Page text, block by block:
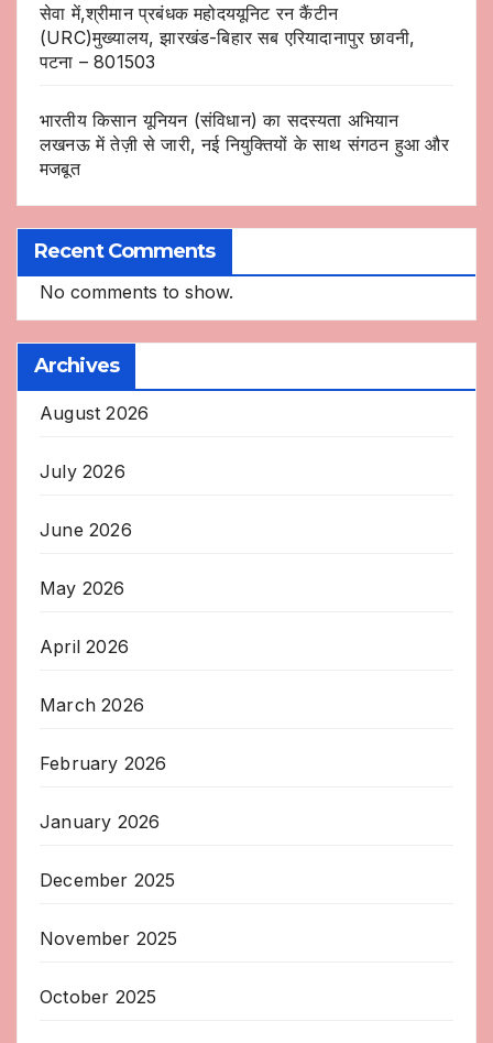
सेवा में,श्रीमान प्रबंधक महोदययूनिट रन कैंटीन
(URC)मुख्यालय, झारखंड-बिहार सब एरियादानापुर छावनी,
पटना – 801503
भारतीय किसान यूनियन (संविधान) का सदस्यता अभियान
लखनऊ में तेज़ी से जारी, नई नियुक्तियों के साथ संगठन हुआ और
मजबूत
Recent Comments
No comments to show.
Archives
August 2026
July 2026
June 2026
May 2026
April 2026
March 2026
February 2026
January 2026
December 2025
November 2025
October 2025